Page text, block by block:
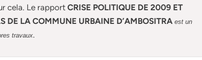
cela. Le rapport CRISE POLITIQUE DE 2009 ET
DE LA COMMUNE URBAINE D’AMBOSITRA est un
travaux.